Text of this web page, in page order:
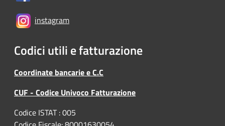
instagram
Codici utili e fatturazione
Coordinate bancarie e C.C
CUF - Codice Univoco Fatturazione
Codice ISTAT : 005